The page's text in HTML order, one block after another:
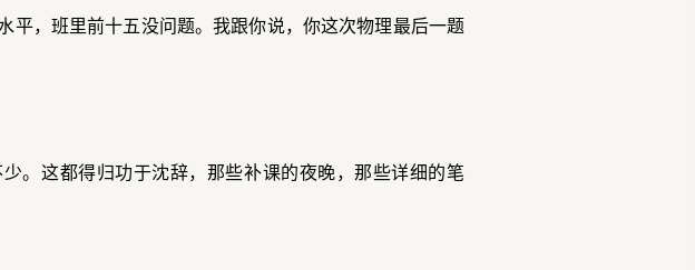
，班里前十五没问题。我跟你说，你这次物理最后一题
。这都得归功于沈辞，那些补课的夜晚，那些详细的笔